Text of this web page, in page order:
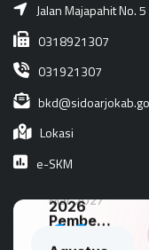
Jalan Majapahit No.
0318921307
031921307
Lokasi
e-SKM